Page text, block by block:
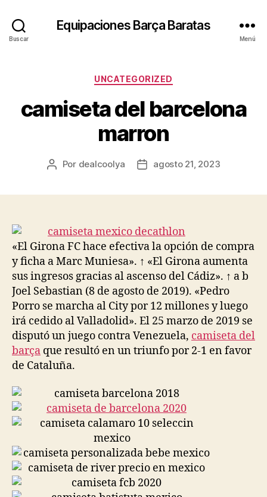
Buscar
Equipaciones Barça Baratas
Menú
Categorías
UNCATEGORIZED
camiseta del barcelona
marron
Autor
Por dealcoolya
Fechaagosto 21, 2023
«El Girona FC hace efectiva la opción de compra
y ficha a Marc Muniesa». ↑ «El Girona aumenta
sus ingresos gracias al ascenso del Cádiz». ↑ a b
Joel Sebastian (8 de agosto de 2019). «Pedro
Porro se marcha al City por 12 millones y luego
irá cedido al Valladolid». El 25 marzo de 2019 se
disputó un juego contra Venezuela, camiseta del
barça que resultó en un triunfo por 2-1 en favor
de Cataluña.